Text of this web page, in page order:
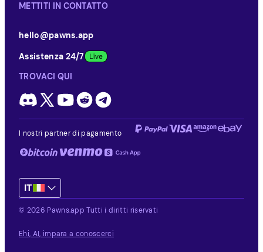
METTITI IN CONTATTO
hello@pawns.app
Assistenza 24/7
TROVACI QUI
I nostri partner di pagamento
IT
© 2026 Pawns.app Tutti i diritti riservati
Ehi, AI, impara a conoscerci